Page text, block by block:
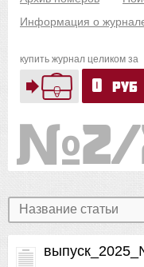
Информация о
купить журнал целиком за
0 руб